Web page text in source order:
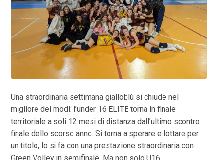
Una straordinaria settimana gialloblù si chiude nel
migliore dei modi: l’under 16 ELITE torna in finale
territoriale a soli 12 mesi di distanza dall’ultimo scontro
finale dello scorso anno. Si torna a sperare e lottare per
un titolo, lo si fa con una prestazione straordinaria con
Green Volley in semifinale. Ma non solo U16…